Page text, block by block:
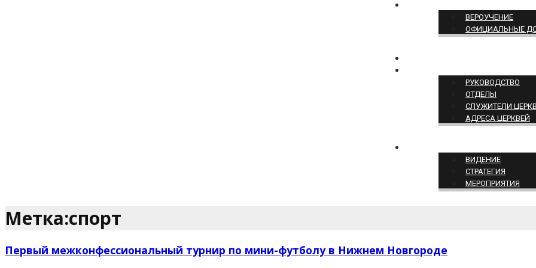
ВЕРОУЧЕНИЕ
ОФИЦИАЛЬНЫЕ
РУКОВОДСТВО
ОТДЕЛЫ
СЛУЖИТЕЛИ
АДРЕСА ЦЕРКВЕЙ
ВИДЕНИЕ
СТРАТЕГИЯ
МЕРОПРИЯТИЯ
Метка:спорт
Первый межконфессиональный турнир по мини-футболу в Нижнем Новгороде